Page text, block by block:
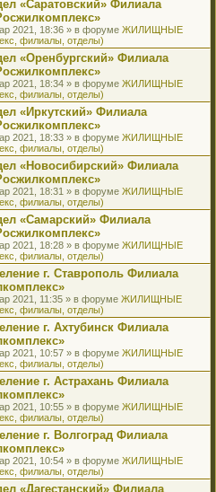
«Саратовский» Филиала
2021, 18:36 » в форуме ЖИЛИЩНЫЕ
филиалы, отделы)
«Оренбургский» Филиала
2021, 18:34 » в форуме ЖИЛИЩНЫЕ
филиалы, отделы)
«Иркутский» Филиала
2021, 18:33 » в форуме ЖИЛИЩНЫЕ
филиалы, отделы)
«Новосибирский» Филиала
2021, 18:31 » в форуме ЖИЛИЩНЫЕ
филиалы, отделы)
«Самарский» Филиала
2021, 18:28 » в форуме ЖИЛИЩНЫЕ
филиалы, отделы)
г. Ставрополь Филиала
2021, 11:35 » в форуме ЖИЛИЩНЫЕ
филиалы, отделы)
г. Ахтубинск Филиала
2021, 10:57 » в форуме ЖИЛИЩНЫЕ
филиалы, отделы)
г. Астрахань Филиала
2021, 10:55 » в форуме ЖИЛИЩНЫЕ
филиалы, отделы)
г. Волгоград Филиала
2021, 10:54 » в форуме ЖИЛИЩНЫЕ
филиалы, отделы)
«Дагестанский» Филиала